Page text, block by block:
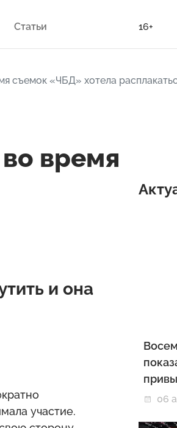
Статьи 16+
съемок «ЧБД» хотела
время
и она
участие.
06